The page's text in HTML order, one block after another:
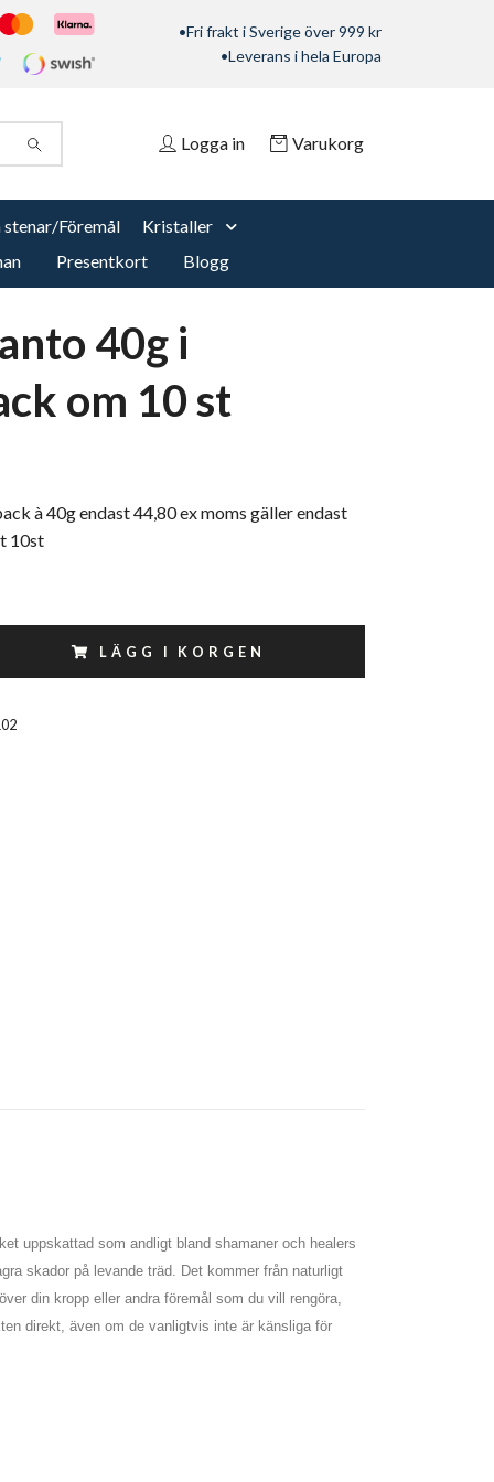
•Fri frakt i Sverige över 999 kr
•Leverans i hela Europa
Logga in Varukorg
Föremål
Kristaller
Presentkort Blogg
40g i
om 10 st
à 40g endast 44,80 ex moms gäller endast
10st
LÄGG I KORGEN
uppskattad som andligt bland shamaner och healers
skador på levande träd. Det kommer från naturligt
din kropp eller andra föremål som du vill rengöra,
direkt, även om de vanligtvis inte är känsliga för